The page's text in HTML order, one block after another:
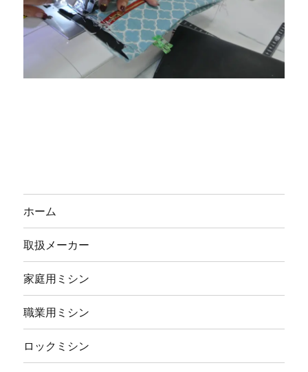
ホーム
取扱メーカー
家庭用ミシン
職業用ミシン
ロックミシン